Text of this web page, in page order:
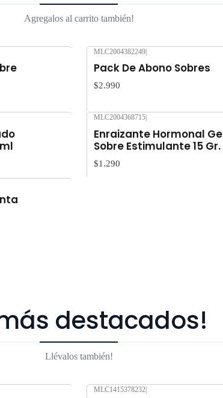
Los árboles y plantas son seres
Despacho gratis por compras sobre
Agregalos al carrito también!
MLC2004382249
Pack De Abono Sobres
$2.990
MLC2004368715
Enraizante Hormonal
Sobre Estimulante 15 Gr.
$1.290
destacados!
Llévalos también!
MLC1415378232